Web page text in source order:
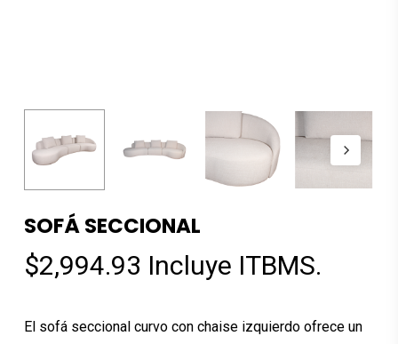
SOFÁ SECCIONAL
$2,994.93 Incluye ITBMS.
El sofá seccional curvo con chaise izquierdo ofrece un